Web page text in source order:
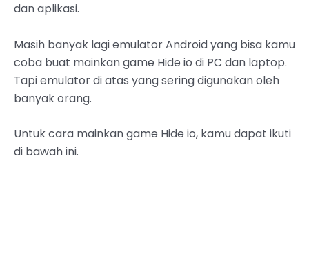
dan aplikasi.
Masih banyak lagi emulator Android yang bisa kamu
coba buat mainkan game Hide io di PC dan laptop.
Tapi emulator di atas yang sering digunakan oleh
banyak orang.
Untuk cara mainkan game Hide io, kamu dapat ikuti
di bawah ini.